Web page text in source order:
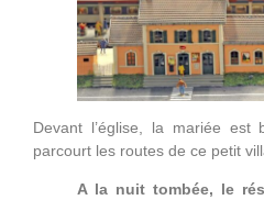
Devant l’église, la mariée est
parcourt les routes de ce petit
A la nuit tombée, le